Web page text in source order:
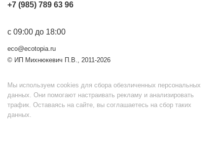
+7 (985) 789 63 96
с 09:00 до 18:00
eco@ecotopia.ru
© ИП Михнюкевич П.В., 2011-2026
Мы используем cookies для сбора обезличенных персональных
данных. Они помогают настраивать рекламу и анализировать
трафик. Оставаясь на сайте, вы соглашаетесь на сбор таких
данных.